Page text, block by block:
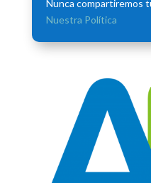
Nunca compartiremos
Nuestra Política